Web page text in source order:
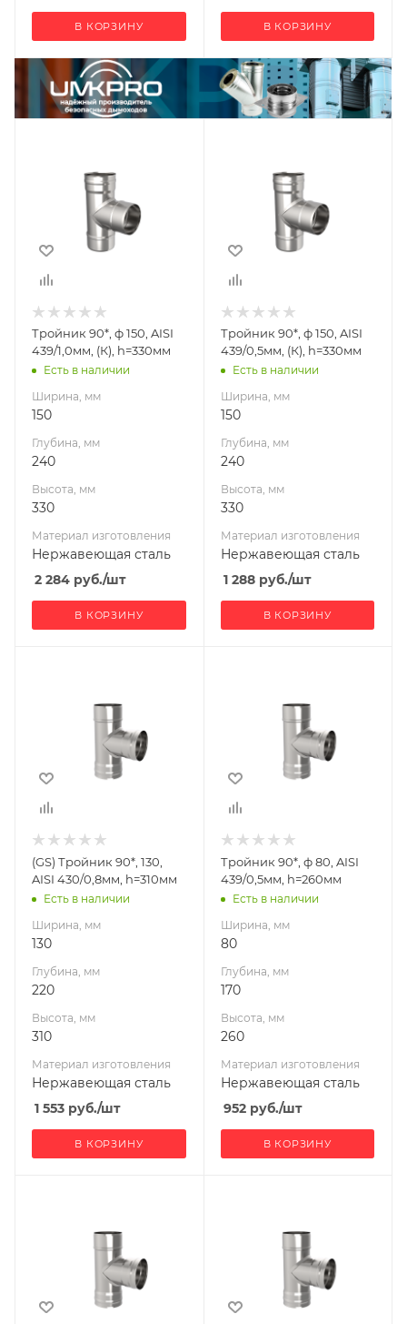
В КОРЗИНУ В КОРЗИНУ
Глубина, мм
Высота, мм
330
Материал
Нержавеющая
сталь
Диаметр дымохода,
150
УМК
Тройник 90*, ф 150, AISI
439/1,0мм, (К), h=330мм
Есть в наличии
Ширина, мм
150
Глубина, мм
240
Высота, мм
330
Материал изготовления
Нержавеющая сталь
2 284 руб./шт
В КОРЗИНУ
Глубина, мм
Высота, мм
330
Материал
Нержавеющая
сталь
Диаметр дымохода,
150
УМК
Тройник 90*, ф 150, AISI
439/0,5мм, (К), h=330мм
Есть в наличии
Ширина, мм
150
Глубина, мм
240
Высота, мм
330
Материал изготовления
Нержавеющая сталь
1 288руб./шт
В КОРЗИНУ
Высота, мм
310
Материал
Нержавеющая
сталь
Производитель
Габариты В*Ш*Г мм
(GS) Тройник 90*, 130,
AISI 430/0,8мм, h=310мм
Есть в наличии
Ширина, мм
130
Глубина, мм
220
Высота, мм
310
Материал изготовления
Нержавеющая сталь
1 553 руб./шт
В КОРЗИНУ
Высота, мм
260
Материал
Нержавеющая
сталь
Производитель
Тройник 90*, ф 80, AISI
439/0,5мм, h=260мм
Есть в наличии
Ширина, мм
80
Глубина, мм
170
Высота, мм
260
Материал изготовления
Нержавеющая сталь
952руб./шт
В КОРЗИНУ
Высота, мм
330
Высота, мм
310